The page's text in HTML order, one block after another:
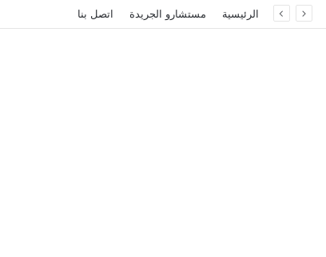
الرئيسية مستشارو الجريدة اتصل بنا